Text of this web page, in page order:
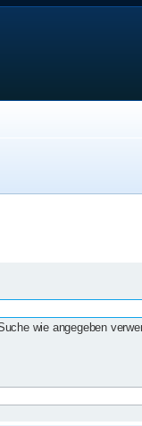
wie angegeben